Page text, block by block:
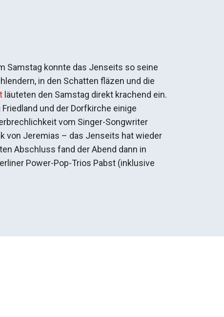
Samstag konnte das Jenseits so seine
in den Schatten fläzen und die
läuteten den Samstag direkt krachend ein.
und der Dorfkirche einige
vom Singer-Songwriter
von Jeremias – das Jenseits hat wieder
Abschluss fand der Abend dann in
Power-Pop-Trios Pabst (inklusive